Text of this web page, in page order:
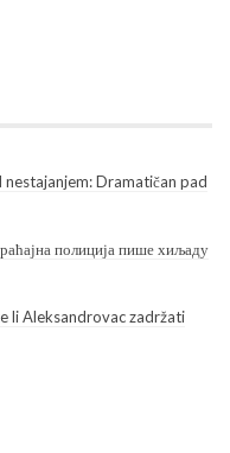
Dramatičan pad
полиција пише хиљаду
li Aleksandrovac zadržati